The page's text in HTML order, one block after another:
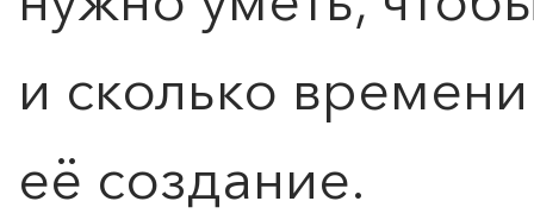
и сколько
её создание.
0 ">
ЧТО ЗНАЕТ О ЛЮБВИ
ЛЮБОВЬ… Концерт Анны
Берлинской